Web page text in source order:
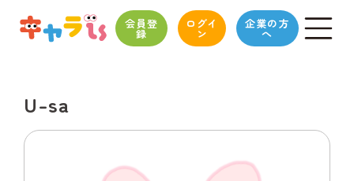
会員登
録
ログイ
ン
企業の方
へ
U-sa